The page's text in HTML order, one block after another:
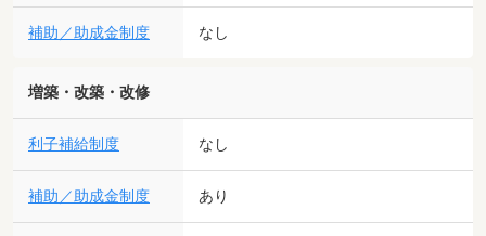
補助／助成金制度 なし
増築・改築・改修
利子補給制度 なし
補助／助成金制度 あり